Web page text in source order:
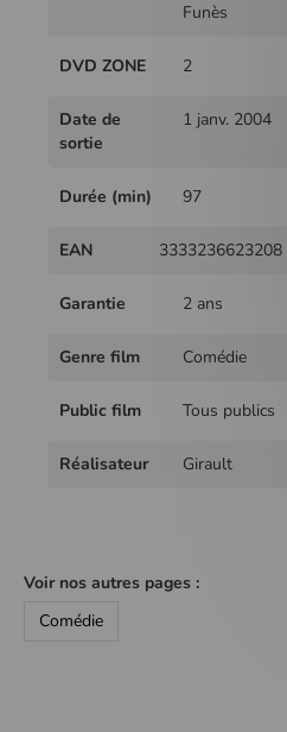
Funès
DVD ZONE 2
Date de
sortie
1 janv. 2004
Durée (min) 97
EAN 3333236623208
Garantie 2 ans
Genre film Comédie
Public film Tous publics
Réalisateur Girault
Voir nos autres pages :
Comédie